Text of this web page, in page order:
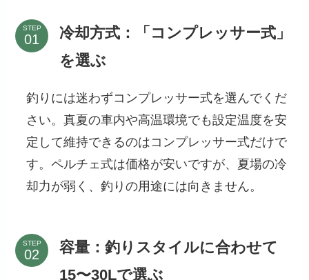
STEP
冷却方式：「コンプレッサー式」
を選ぶ
釣りには迷わずコンプレッサー式を選んでくだ
さい。真夏の車内や高温環境でも設定温度を安
定して維持できるのはコンプレッサー式だけで
す。ペルチェ式は価格が安いですが、夏場の冷
却力が弱く、釣りの用途には向きません。
STEP
容量：釣りスタイルに合わせて
15〜30Lで選ぶ